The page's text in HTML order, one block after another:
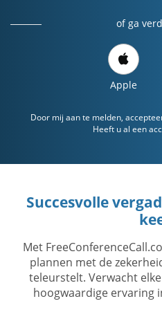
of ga
Apple
Door mij aan te melden,
Heeft u al een
Succesvolle
Met
plannen met de
teleurstelt. Verwacht
hoogwaardige ervaring